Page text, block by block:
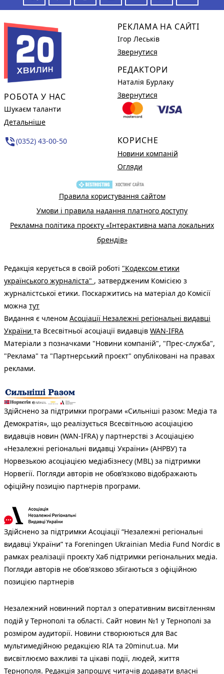
РОБОТА У НАС
Шукаєм таланти
Детальніше
phone_in_talk(0352) 43-00-50
РЕКЛАМА НА САЙТІ
Ігор Леськів
Звернутися
РЕДАКТОРИ
Наталія Бурлаку
Звернутися
КОРИСНЕ
Новини компаній
Огляди
Правила користування сайтом
Умови і правила надання платного доступу
Рекламна політика проєкту «Інтерактивна мапа локальних
брендів»
Редакція керується в своїй роботі "Кодексом етики
українського журналіста" , затвердженим Комісією з
журналістської етики. Поскаржитись на матеріал до Комісії
можна тут
Видання є членом Асоціації Незалежні регіональні видавці
України та Всесвітньої асоціації видавців WAN-IFRA
Матеріали з позначками "Новини компаній", "Прес-служба",
"Реклама" та "Партнерський проєкт" опубліковані на правах
реклами.
Здійснено за підтримки програми «Сильніші разом: Медіа та
Демократія», що реалізується Всесвітньою асоціацією
видавців новин (WAN-IFRA) у партнерстві з Асоціацією
«Незалежні регіональні видавці України» (АНРВУ) та
Норвезькою асоціацією медіабізнесу (MBL) за підтримки
Норвегії. Погляди авторів не обов’язково відображають
офіційну позицію партнерів програми.
Здійснено за підтримки Асоціації “Незалежні регіональні
видавці України” та Foreningen Ukrainian Media Fund Nordic в
рамках реалізації проєкту Хаб підтримки регіональних медіа.
Погляди авторів не обов'язково збігаються з офіційною
позицією партнерів
Незалежний новинний портал з оперативним висвітленням
подій у Тернополі та області. Сайт новин №1 у Тернополі за
розміром аудиторії. Новини створюються для Вас
мультимедійною редакцією RIA та 20minut.ua. Ми
висвітлюємо важливі та цікаві події, людей, життя
Тернополя. Редакція запрошує читачів додавати власні